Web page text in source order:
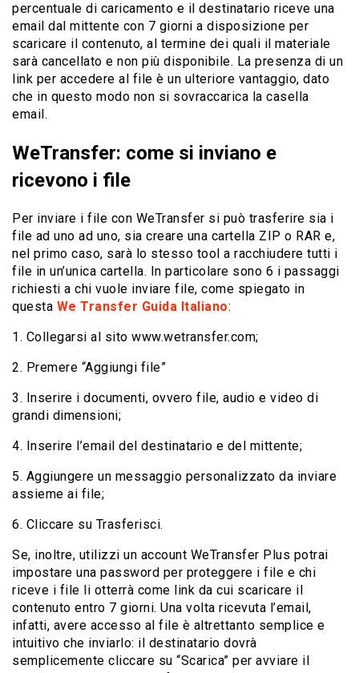
percentuale di caricamento e il destinatario riceve una
email dal mittente con 7 giorni a disposizione per
scaricare il contenuto, al termine dei quali il materiale
sarà cancellato e non più disponibile. La presenza di un
link per accedere al file è un ulteriore vantaggio, dato
che in questo modo non si sovraccarica la casella
email.
WeTransfer: come si inviano e
ricevono i file
Per inviare i file con WeTransfer si può trasferire sia i
file ad uno ad uno, sia creare una cartella ZIP o RAR e,
nel primo caso, sarà lo stesso tool a racchiudere tutti i
file in un’unica cartella. In particolare sono 6 i passaggi
richiesti a chi vuole inviare file, come spiegato in
questa We Transfer Guida Italiano:
1. Collegarsi al sito www.wetransfer.com;
2. Premere “Aggiungi file”
3. Inserire i documenti, ovvero file, audio e video di
grandi dimensioni;
4. Inserire l’email del destinatario e del mittente;
5. Aggiungere un messaggio personalizzato da inviare
assieme ai file;
6. Cliccare su Trasferisci.
Se, inoltre, utilizzi un account WeTransfer Plus potrai
impostare una password per proteggere i file e chi
riceve i file li otterrà come link da cui scaricare il
contenuto entro 7 giorni. Una volta ricevuta l’email,
infatti, avere accesso al file è altrettanto semplice e
intuitivo che inviarlo: il destinatario dovrà
semplicemente cliccare su “Scarica” per avviare il